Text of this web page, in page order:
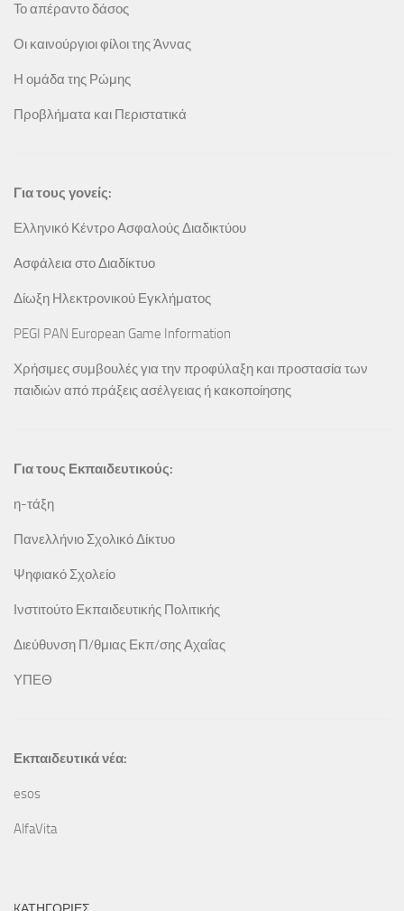
Το απέραντο δάσος
Οι καινούργιοι φίλοι της Άννας
Η ομάδα της Ρώμης
Προβλήματα και Περιστατικά
Για τους γονείς:
Ελληνικό Κέντρο Ασφαλούς Διαδικτύου
Ασφάλεια στο Διαδίκτυο
Δίωξη Ηλεκτρονικού Εγκλήματος
PEGI PAN European Game Information
Χρήσιμες συμβουλές για την προφύλαξη και προστασία των
παιδιών από πράξεις ασέλγειας ή κακοποίησης
Για τους Εκπαιδευτικούς:
η-τάξη
Πανελλήνιο Σχολικό Δίκτυο
Ψηφιακό Σχολείο
Ινστιτούτο Εκπαιδευτικής Πολιτικής
Διεύθυνση Π/θμιας Εκπ/σης Αχαΐας
ΥΠΕΘ
Εκπαιδευτικά νέα:
esos
AlfaVita